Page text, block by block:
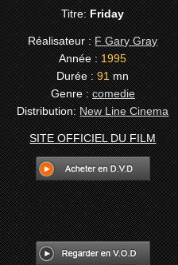
Titre:Friday
Réalisateur : F Gary Gray
Année :1995
Durée :91mn
Genre :comedie
Distribution: New Line Cinema
SITE OFFICIEL DU FILM